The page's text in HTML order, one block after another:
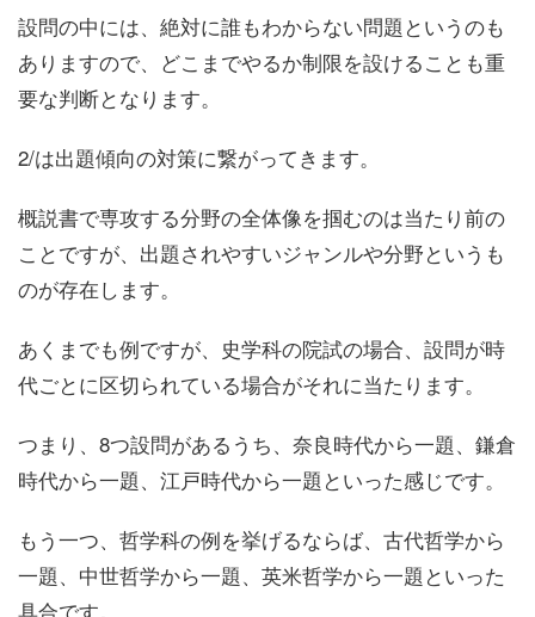
設問の中には、絶対に誰もわからない問題というのも
ありますので、 どこまでやるか制限を設けることも重
要な判断となります。
2/は出題傾向の対策に繋がってきます。
概説書で専攻する分野の全体像を掴むのは当たり前の
ことですが、 出題されやすいジャンルや分野というも
のが存在します。
あくまでも例ですが、史学科の院試の場合、設問が時
代ごとに区切られている場合がそれに当たります。
つまり、8つ設問があるうち、奈良時代から一題、鎌倉
時代から一題、江戸時代から一題といった感じです。
もう一つ、哲学科の例を挙げるならば、古代哲学から
一題、中世哲学から一題、英米哲学から一題といった
具合です。